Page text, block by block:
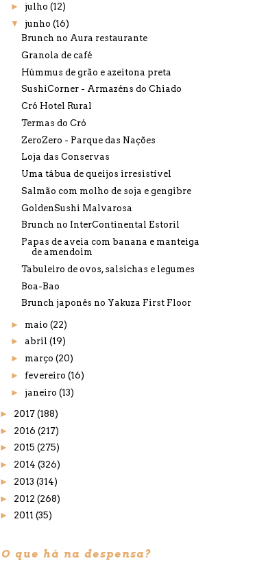
► julho (12)
▼ junho (16)
Brunch no Aura restaurante
Granola de café
Húmmus de grão e azeitona preta
SushiCorner - Armazéns do Chiado
Cró Hotel Rural
Termas do Cró
ZeroZero - Parque das Nações
Loja das Conservas
Uma tábua de queijos irresistível
Salmão com molho de soja e gengibre
GoldenSushi Malvarosa
Brunch no InterContinental Estoril
Papas de aveia com banana e manteiga
de amendoim
Tabuleiro de ovos, salsichas e legumes
Boa-Bao
Brunch japonês no Yakuza First Floor
► maio (22)
► abril (19)
► março (20)
► fevereiro (16)
► janeiro (13)
► 2017 (188)
► 2016 (217)
► 2015 (275)
► 2014 (326)
► 2013 (314)
► 2012 (268)
► 2011 (35)
O que há na despensa?